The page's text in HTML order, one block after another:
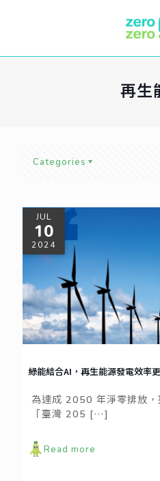
再生
Categories
JUL
10
2024
綠能結合AI，再生能源發電效率
為達成 2050 年淨零排放
「臺灣 205 […]
Read more